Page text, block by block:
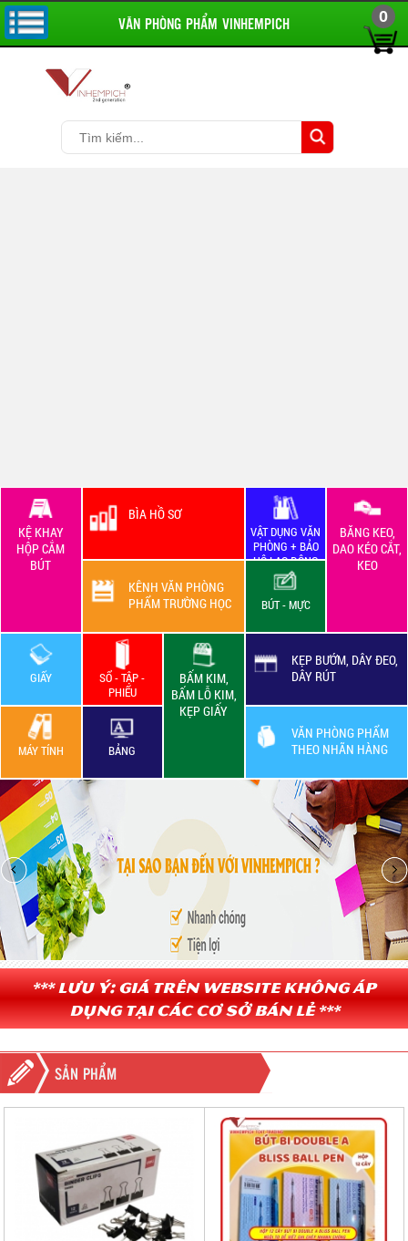
VĂN PHÒNG PHẨM VINHEMPICH
KỆ KHAY
HỘP CẮM
BÚT
BÌA HỒ SƠ
VẬT DỤNG VĂN
PHÒNG + BẢO
HỘ LAO ĐỘNG
BĂNG KEO,
DAO KÉO CẮT,
KEO
KÊNH VĂN PHÒNG
PHẨM TRƯỜNG HỌC
BÚT - MỰC
GIẤY
SỔ - TẬP -
PHIẾU
BẤM KIM,
BẤM LỖ KIM,
KẸP GIẤY
KẸP BƯỚM, DÂY ĐEO,
DÂY RÚT
VĂN PHÒNG PHẨM
THEO NHÃN HÀNG
MÁY TÍNH BẢNG
*** Lưu ý: Giá trên website không áp
dụng tại các cơ sở bán lẻ ***
SẢN PHẨM
0